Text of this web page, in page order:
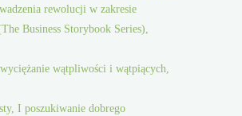
rewolucji w zakresie
Business Storybook Series),
wątpliwości i wątpiących,
I poszukiwanie dobrego